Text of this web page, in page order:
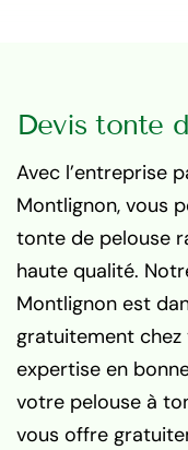
Devis tonte
Avec l’entreprise
Montlignon, vous
tonte de pelouse
haute qualité.
Montlignon est
gratuitement chez
expertise en
votre pelouse à
vous offre